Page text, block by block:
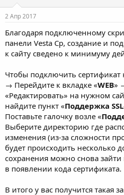
м
а
2 Апр 2017
Благодаря подключенному
панели Vesta Cp, создание и
к сайту сведено к минимуму
Чтобы подключить сертификат
→ Перейдите к вкладке «WEB»
«Редактировать» на нужном
найдите пункт «Поддержка SSL
Поставьте галочку возле «
Выберите директорию где
изменения (из-за сложности
будет происходить несколько
сохранения можно снова зайти
в появлении кода сертификата.
В итого у вас получится такая